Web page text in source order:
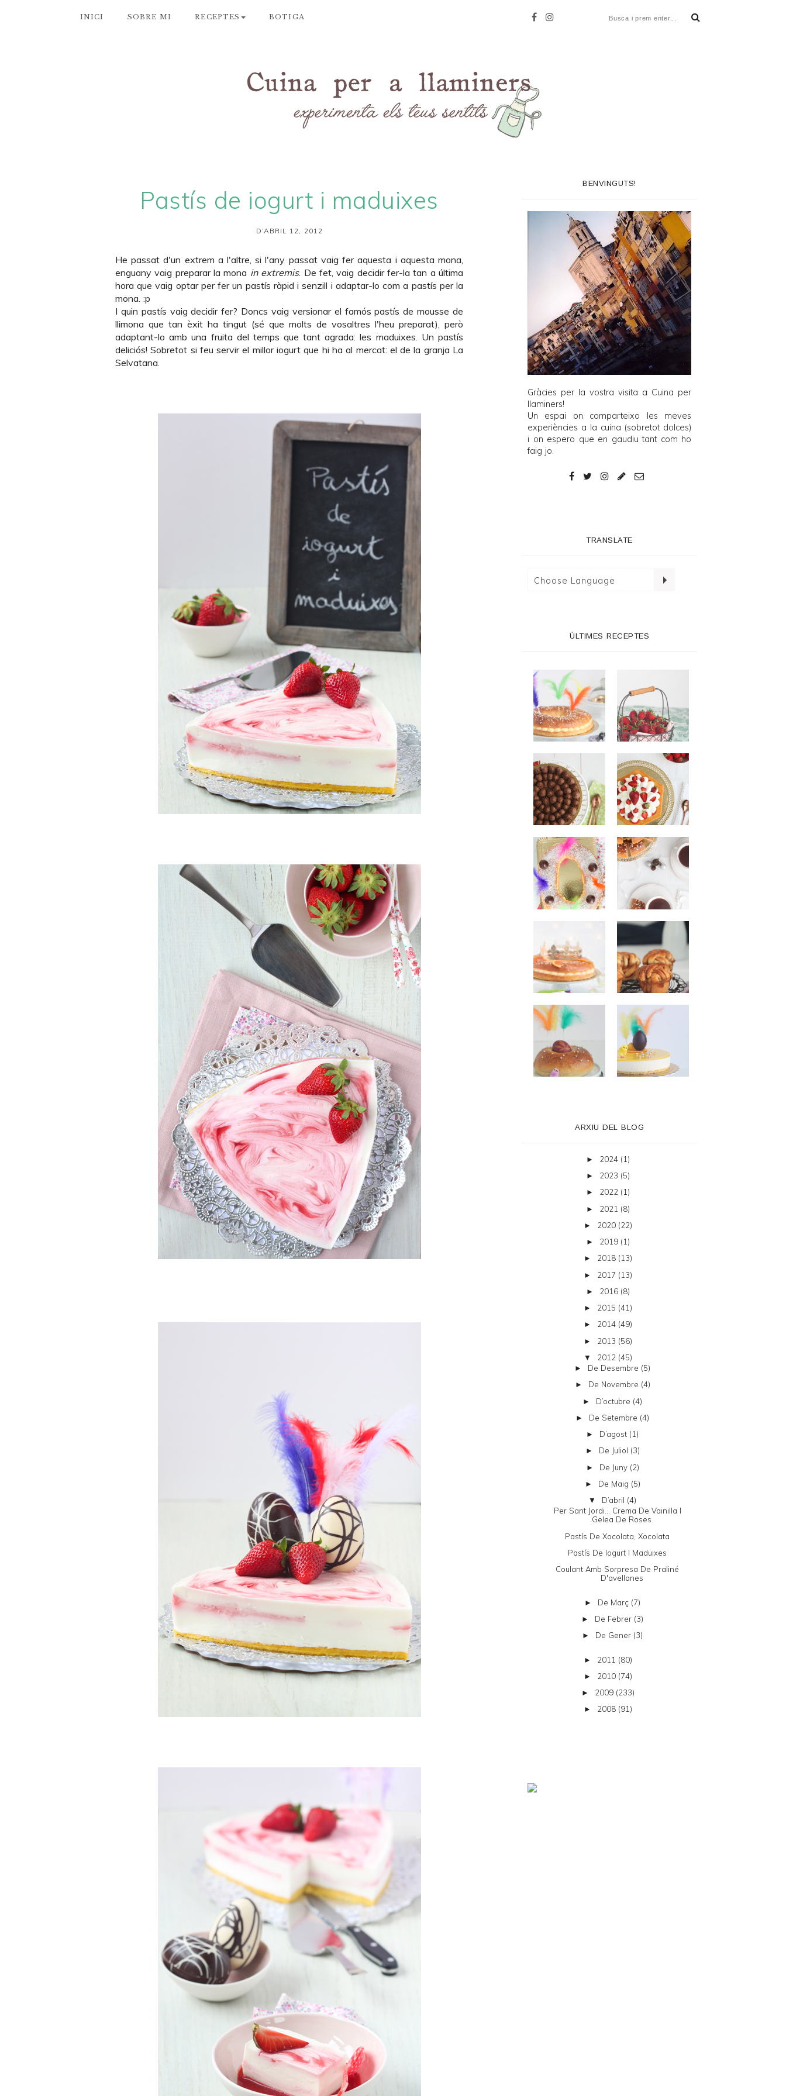
INICI SOBRE MI RECEPTES BOTIGA
Pastís de iogurt i maduixes
D’ABRIL 12, 2012
He passat d'un extrem a l'altre, si l'any passat vaig feraquesta i aquesta mona,
enguany vaig preparar la mona in extremis. De fet, vaig decidir fer-la tan a última
hora que vaig optar per fer un pastís ràpid i senzill i adaptar-lo com a pastís per la
mona. :p
I quin pastís vaig decidir fer? Doncs vaig versionar el famóspastís de mousse de
llimona que tan èxit ha tingut (sé que molts de vosaltres l'heu preparat), però
adaptant-lo amb una fruita del temps que tant agrada: les maduixes. Un pastís
deliciós! Sobretot si feu servir el millor iogurt que hi ha al mercat: el de la granja La
Selvatana.
BENVINGUTS!
Gràcies per la vostra visita a Cuina per
llaminers!
Un espai on comparteixo les meves
experiències a la cuina (sobretot dolces)
i on espero que en gaudiu tant com ho
faig jo.
TRANSLATE
ÚLTIMES RECEPTES
ARXIU DEL BLOG
► 2024 (1)
► 2023 (5)
► 2022 (1)
► 2021 (8)
► 2020 (22)
► 2019 (1)
► 2018 (13)
► 2017 (13)
► 2016 (8)
► 2015 (41)
► 2014 (49)
► 2013 (56)
▼ 2012 (45)
► De Desembre (5)
► De Novembre (4)
► D’octubre (4)
► De Setembre (4)
► D’agost (1)
► De Juliol (3)
► De Juny (2)
► De Maig (5)
▼ D’abril (4)
Per Sant Jordi... Crema De Vainilla I
Gelea De Roses
Pastís De Xocolata, Xocolata
Pastís De Iogurt I Maduixes
Coulant Amb Sorpresa De Praliné
D'avellanes
► De Març (7)
► De Febrer (3)
► De Gener (3)
► 2011 (80)
► 2010 (74)
► 2009 (233)
► 2008 (91)